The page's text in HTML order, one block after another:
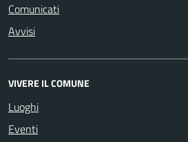
Comunicati
Avvisi
VIVERE IL COMUNE
Luoghi
Eventi